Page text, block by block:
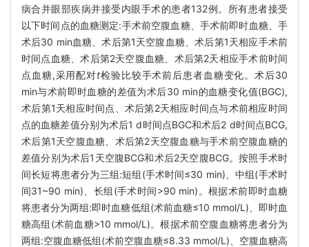
病合并眼部疾病并接受内眼手术的患者132例。所有患者接受
以下时间点的血糖测定:手术前空腹血糖、手术前即时血糖、手
术后30 min血糖、术后第1天空腹血糖、术后第1天相应手术前
时间点血糖、术后第2天空腹血糖、术后第2天相应手术前时间
点血糖,采用配对t检验比较手术前后患者血糖变化。术后30
min与术前即时血糖的差值为术后30 min的血糖变化值(BGC),
术后第1天相应时间点、术后第2天相应时间点与术前相应时间
点的血糖差值分别为术后1 d时间点BGC和术后2 d时间点BCG,
术后第1天空腹血糖、术后第2天空腹血糖与手术前空腹血糖的
差值分别为术后1天空腹BCG和术后2天空腹BCG。按照手术时
间长短将患者分为三组:短组(手术时间≤30 min)、中组(手术时
间31~90 min)、长组(手术时间>90 min)。根据术前即时血糖
将患者分为两组:即时血糖低组(术前血糖≤10 mmol/L)、即时血
糖高组(术前血糖>10 mmol/L)。根据术前空腹血糖将患者分为
两组:空腹血糖低组(术前空腹血糖≤8.33 mmol/L)、空腹血糖高